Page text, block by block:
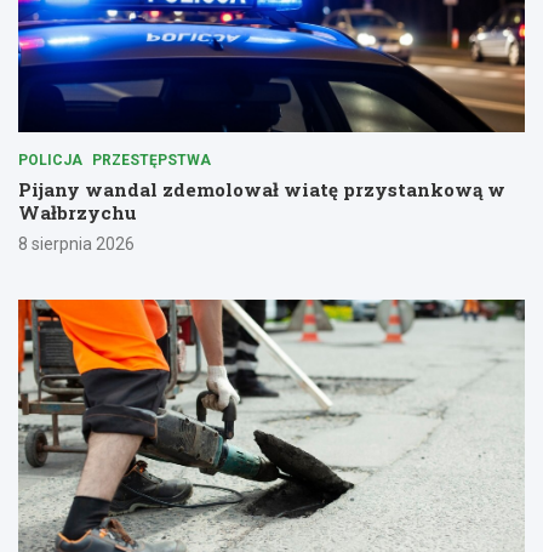
POLICJA PRZESTĘPSTWA
Pijany wandal zdemolował wiatę przystankową w
Wałbrzychu
8 sierpnia 2026